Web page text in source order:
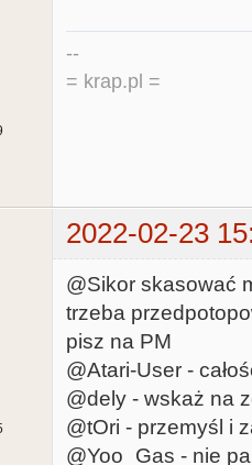
--
= krap.pl =
2022-02-23
@Sikor skasować
trzeba
pisz na PM
@Atari-User -
@dely - wskaż na
@tOri - przemyśl i
@Yoo_Gas - nie